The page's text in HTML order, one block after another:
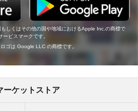
しくはその他の国や地域におけるApple Inc.の商標で
ビスマークです。
ゴは Google LLC の商標です。
ーケットストア